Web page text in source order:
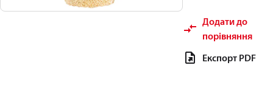
Додати до
порівняння
Експорт PDF